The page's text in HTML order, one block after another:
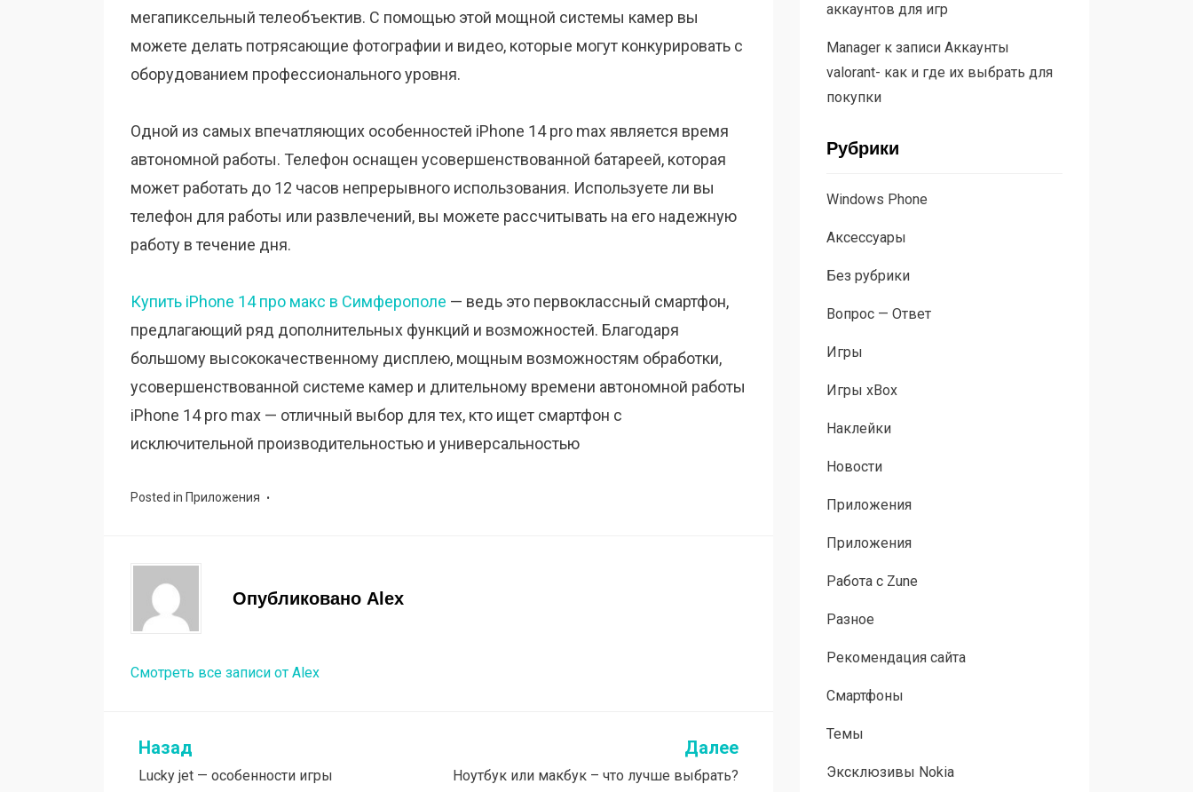
мегапиксельный телеобъектив. С помощью этой мощной системы камер вы
можете делать потрясающие фотографии и видео, которые могут конкурировать с
оборудованием профессионального уровня.
Одной из самых впечатляющих особенностей iPhone 14 pro max является время
автономной работы. Телефон оснащен усовершенствованной батареей, которая
может работать до 12 часов непрерывного использования. Используете ли вы
телефон для работы или развлечений, вы можете рассчитывать на его надежную
работу в течение дня.
Купить iPhone 14 про макс в Симферополе — ведь это первоклассный смартфон,
предлагающий ряд дополнительных функций и возможностей. Благодаря
большому высококачественному дисплею, мощным возможностям обработки,
усовершенствованной системе камер и длительному времени автономной работы
iPhone 14 pro max — отличный выбор для тех, кто ищет смартфон с
исключительной производительностью и универсальностью
Posted in Приложения
Опубликовано Alex
Смотреть все записи от Alex
Навигация
по
Назад
Lucky jet — особенности игры
Далее
Ноутбук или макбук – что лучше выбрать?
аккаунтов для игр
Managerк записи Аккаунты
valorant- как и где их выбрать для
покупки
Рубрики
Windows Phone
Аксессуары
Без рубрики
Вопрос — Ответ
Игры
Игры xBox
Наклейки
Новости
Приложения
Приложения
Работа с Zune
Разное
Рекомендация сайта
Смартфоны
Темы
Эксклюзивы Nokia